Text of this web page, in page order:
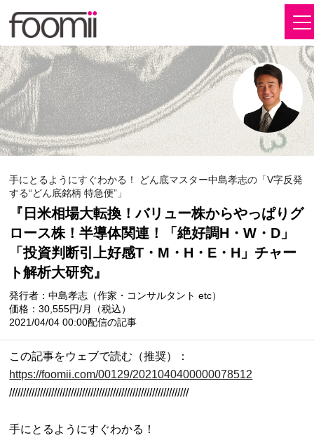
手にとるようにすぐわかる！ どん底マスター中島孝志の「V字反発
する“どん底銘柄 特急便”」
『日米相場大転換！バリュー株からやっぱりグ
ロース株！半導体関連！「絶好調H・W・D」
「投資判断引上好感T・M・H・E・H」チャー
ト解析大研究』
発行者：中島孝志（作家・コンサルタント etc）
価格：30,555円/月（税込）
2021/04/04 00:00配信の記事
この記事をウェブで読む（推奨）：
https://foomii.com/00129/2021040400000078512
////////////////////////////////////////////////////////////////
手にとるようにすぐわかる！